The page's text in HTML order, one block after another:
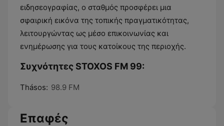
ειδησεογραφίας, ο σταθμός προσφέρει μια
σφαιρική εικόνα της τοπικής πραγματικότητας,
λειτουργώντας ως μέσο επικοινωνίας και
ενημέρωσης για τους κατοίκους της περιοχής.
Συχνότητες STOXOS FM 99:
Thásos: 98.9 FM
Επαφές